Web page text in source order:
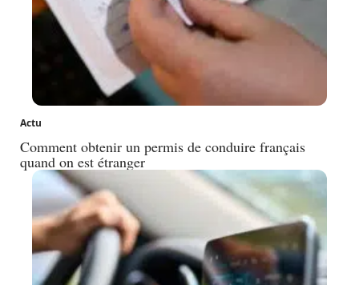
Actu
Comment obtenir un permis de conduire français
quand on est étranger